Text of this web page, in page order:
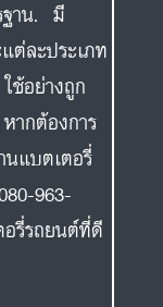
ฐาน. มี
ต่ละประเภท
ช้อย่างถูก
ากต้องการ
นแบตเตอรี่
963-
รี่รถยนต์ที่ดี